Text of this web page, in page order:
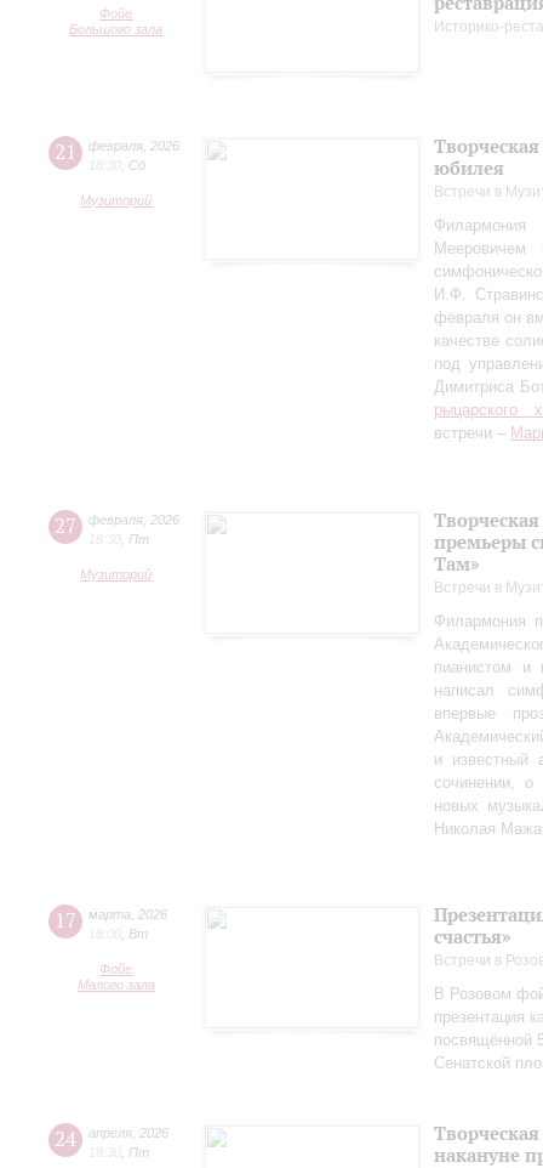
Фойе
Большого зала
Историко-
21 февраля 2026
18:30
Сб
Музиторий
юбилея
Встречи в
Мееровичем
И.Ф.
февраля он
качестве
под
Димитриса
рыцарского
встречи –
27 февраля 2026
18:30 Пт
Музиторий
премьеры
Там»
Встречи в
Филармония
пианистом и
написал
впервые
и известный
сочинении,
новых
Николая
17 марта
2026
18:00 Вт
Фойе
Малого зала
счастья»
Встречи в
В Розовом
презентация
посвящённой
Сенатской
24 апреля 2026
18:30 Пт
накануне